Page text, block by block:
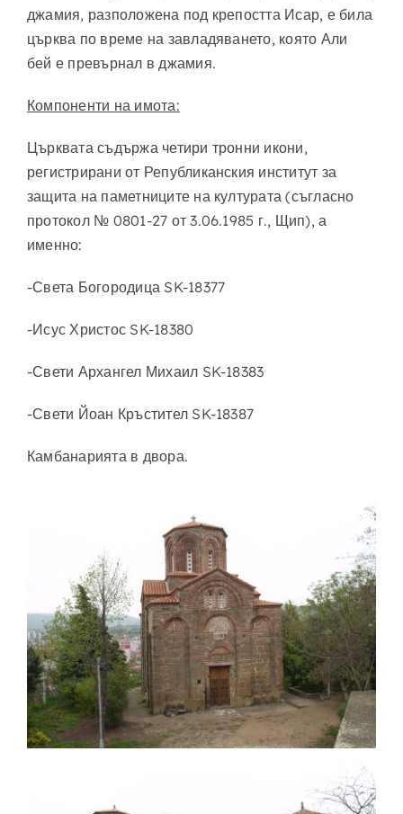
джамия, разположена под крепостта Исар, е била
църква по време на завладяването, която Али
бей е превърнал в джамия.
Компоненти на имота:
Църквата съдържа четири тронни икони,
регистрирани от Републиканския институт за
защита на паметниците на културата (съгласно
протокол № 0801-27 от 3.06.1985 г., Щип), а
именно:
-Света Богородица SK-18377
-Исус Христос SK-18380
-Свети Архангел Михаил SK-18383
-Свети Йоан Кръстител SK-18387
Камбанарията в двора.